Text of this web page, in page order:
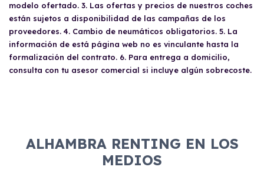
modelo ofertado. 3. Las ofertas y precios de nuestros coches
están sujetos a disponibilidad de las campañas de los
proveedores. 4. Cambio de neumáticos obligatorios. 5. La
información de está página web no es vinculante hasta la
formalización del contrato. 6. Para entrega a domicilio,
consulta con tu asesor comercial si incluye algún sobrecoste.
ALHAMBRA RENTING EN LOS
MEDIOS